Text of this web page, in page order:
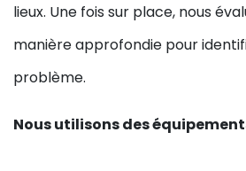
lieux. Une fois sur place, nous
manière approfondie pour
problème.
Nous utilisons des